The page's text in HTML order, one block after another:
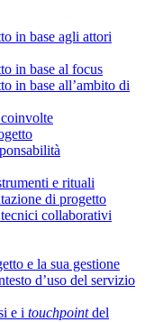
in base agli attori
in base al focus
in base all’ambito di
e rituali
di progetto
collaborativi
e la sua gestione
d’uso del servizio
e i touchpointdel